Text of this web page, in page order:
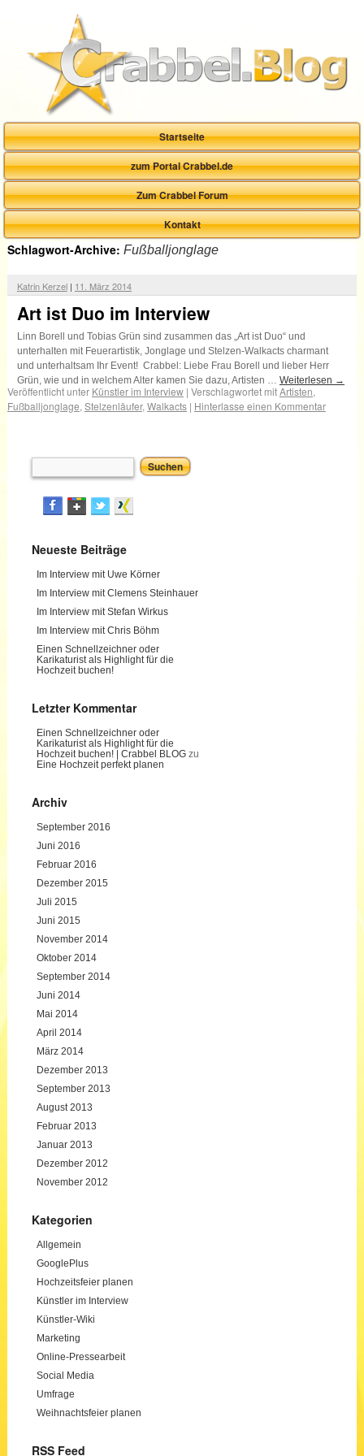
Startseite
zum Portal Crabbel.de
Zum Crabbel Forum
Kontakt
Schlagwort-Archive: Fußballjonglage
Katrin Kerzel| 11. März 2014
Art ist Duo im Interview
Linn Borell und Tobias Grün sind zusammen das „Art ist Duo“ und
unterhalten mit Feuerartistik, Jonglage und Stelzen-Walkacts charmant
und unterhaltsam Ihr Event! Crabbel: Liebe Frau Borell und lieber Herr
Grün, wie und in welchem Alter kamen Sie dazu, Artisten … Weiterlesen →
Veröffentlicht unter Künstler im Interview | Verschlagwortet mitArtisten,
Fußballjonglage, Stelzenläufer, Walkacts | Hinterlasse einen Kommentar
Neueste Beiträge
Im Interview mit Uwe Körner
Im Interview mit Clemens Steinhauer
Im Interview mit Stefan Wirkus
Im Interview mit Chris Böhm
Einen Schnellzeichner oder
Karikaturist als Highlight für die
Hochzeit buchen!
Letzter Kommentar
Einen Schnellzeichner oder
Karikaturist als Highlight für die
Hochzeit buchen! | Crabbel BLOGzu
Eine Hochzeit perfekt planen
Archiv
September 2016
Juni 2016
Februar 2016
Dezember 2015
Juli 2015
Juni 2015
November 2014
Oktober 2014
September 2014
Juni 2014
Mai 2014
April 2014
März 2014
Dezember 2013
September 2013
August 2013
Februar 2013
Januar 2013
Dezember 2012
November 2012
Kategorien
Allgemein
GooglePlus
Hochzeitsfeier planen
Künstler im Interview
Künstler-Wiki
Marketing
Online-Pressearbeit
Social Media
Umfrage
Weihnachtsfeier planen
RSS Feed